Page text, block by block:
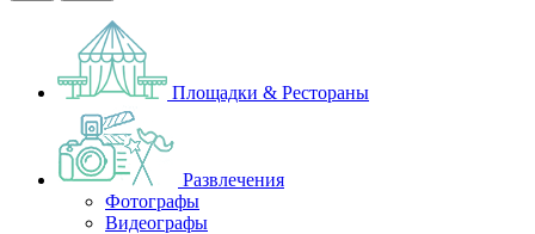
Площадки & Рестораны
Развлечения
Фотографы
Видеографы